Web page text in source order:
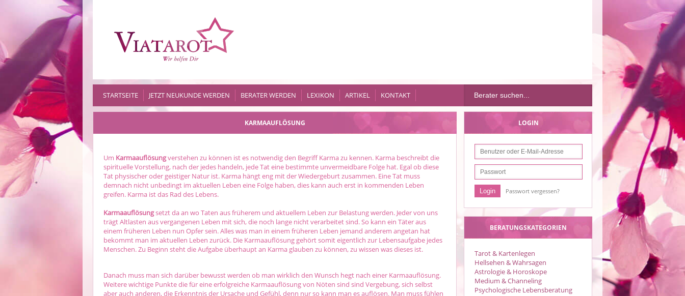
STARTSEITE JETZT NEUKUNDE WERDEN BERATER WERDEN LEXIKON ARTIKEL KONTAKT
LOGIN
Passwort vergessen?
BERATUNGSKATEGORIEN
Tarot & Kartenlegen
Hellsehen & Wahrsagen
Astrologie & Horoskope
Medium & Channeling
Psychologische Lebensberatung
KARMAAUFLÖSUNG
Um Karmaauflösungverstehen zu können ist es notwendig den Begriff Karma zu kennen. Karma beschreibt die
spirituelle Vorstellung, nach der jedes handeln, jede Tat eine bestimmte unvermeidbare Folge hat. Egal ob diese
Tat physischer oder geistiger Natur ist. Karma hängt eng mit der Wiedergeburt zusammen. Eine Tat muss
demnach nicht unbedingt im aktuellen Leben eine Folge haben, dies kann auch erst in kommenden Leben
greifen. Karma ist das Rad des Lebens.
Karmaauflösungsetzt da an wo Taten aus früherem und aktuellem Leben zur Belastung werden. Jeder von uns
trägt Altlasten aus vergangenen Leben mit sich, die noch lange nicht verarbeitet sind. So kann ein Täter aus
einem früheren Leben nun Opfer sein. Alles was man in einem früheren Leben jemand anderem angetan hat
bekommt man im aktuellen Leben zurück. Die Karmaauflösung gehört somit eigentlich zur Lebensaufgabe jedes
Menschen. Zu Beginn steht die Aufgabe überhaupt an Karma glauben zu können, zu wissen was dieses ist.
Danach muss man sich darüber bewusst werden ob man wirklich den Wunsch hegt nach einer Karmaauflösung.
Weitere wichtige Punkte die für eine erfolgreiche Karmaauflösung von Nöten sind sind Vergebung, sich selbst
aber auch anderen, die Erkenntnis der Ursache und Gefühl, denn nur so kann man es auflösen. Man muss fühlen